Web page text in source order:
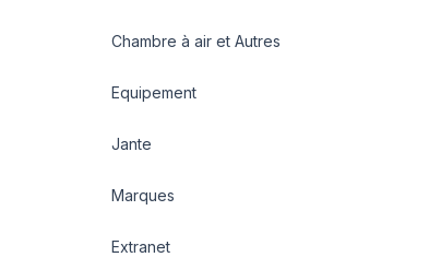
Chambre à air et Autres
Equipement
Jante
Marques
Extranet